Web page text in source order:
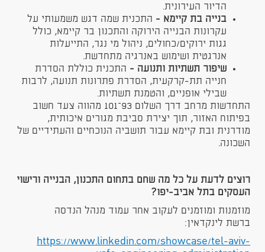
הדיור העירונית.
בנייה בת קיימא - התכנית שמה דגש משמעותי על
עקרונות הבנייה הירוקה והתכנון בר קיימא, כולל
גגות ירוקים/כחולים, ניהול מי נגר, התייעלות
אנרגטית ושימוש באנרגיה מתחדשת.
שיפור תשתיות ותנועה - התכנית כוללת הסדרת
חנייה תת-קרקעית, הסדרת פתרונות תנועה, לרבות
שבילי אופניים, והטמנת תשתיות.
התחדשות מרחב דרך השלום 93–101 מהווה צעד חשוב
בפיתוח האזור, תוך יצירת סביבת מגורים איכותית,
מודרנית ובת קיימא עבור תושביה הנוכחיים והעתידיים של
השכונה.
רוצים לדעת על כל מה שחם בתחום התכנון, הבנייה ורישוי
העסקים בתל­ אביב-יפו?
מוזמנות ומוזמנים לעקוב אחר עמוד מנהל הנדסה
ברשת לינקדאין:
https://www.linkedin.com/showcase/tel-aviv-